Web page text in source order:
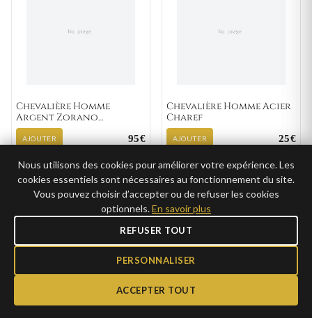
Chevalière Homme
Argent Zorano
Zirconium
AJOUTER 95€
Chevalière Homme Acier
Charef
AJOUTER 25€
GRAVURE
Nous utilisons des cookies pour améliorer votre expérience. Les
cookies essentiels sont nécessaires au fonctionnement du site.
Vous pouvez choisir d’accepter ou de refuser les cookies
optionnels.En savoir plus
REFUSER TOUT
PERSONNALISER
ACCEPTER TOUT